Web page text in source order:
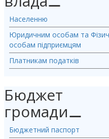
Населенню
Юридичним особам та
особам підприємцям
Платникам податків
Бюджет
громади⚊
Бюджетний паспорт